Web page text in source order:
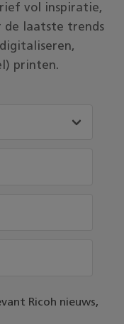
vol inspiratie,
de laatste trends
printen.
Ricoh nieuws,